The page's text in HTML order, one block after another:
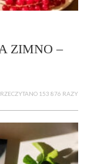
ZIMNO –
153 876 RAZY